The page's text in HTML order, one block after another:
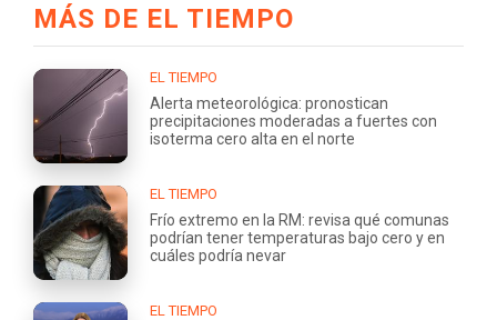
MÁS DE EL TIEMPO
EL TIEMPO
Alerta meteorológica: pronostican
precipitaciones moderadas a fuertes con
isoterma cero alta en el norte
EL TIEMPO
Frío extremo en la RM: revisa qué comunas
podrían tener temperaturas bajo cero y en
cuáles podría nevar
EL TIEMPO